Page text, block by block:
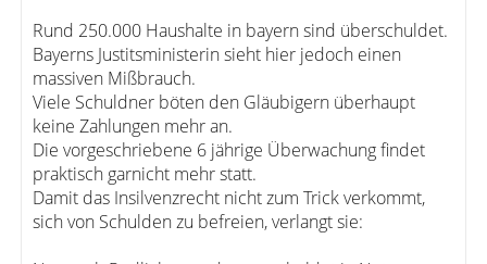
Rund 250.000 Haushalte in bayern sind überschuldet.
Bayerns Justitsministerin sieht hier jedoch einen
massiven Mißbrauch.
Viele Schuldner böten den Gläubigern überhaupt
keine Zahlungen mehr an.
Die vorgeschriebene 6 jährige Überwachung findet
praktisch garnicht mehr statt.
Damit das Insilvenzrecht nicht zum Trick verkommt,
sich von Schulden zu befreien, verlangt sie: